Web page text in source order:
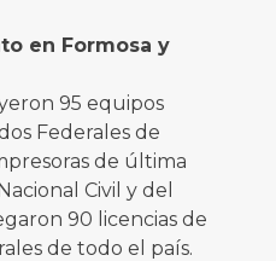
en Formosa y
95 equipos
Federales de
de última
Civil y del
90 licencias de
de todo el país.